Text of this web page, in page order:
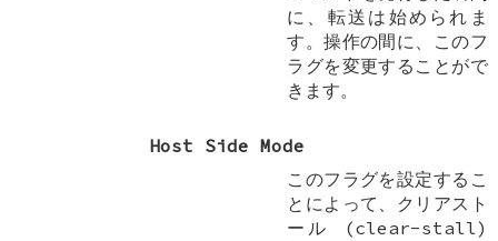
に、転送は始められま
す。操作の間に、このフ
ラグを変更することがで
きます。
Host Side Mode
このフラグを設定するこ
とによって、クリアスト
ール (clear-stall)